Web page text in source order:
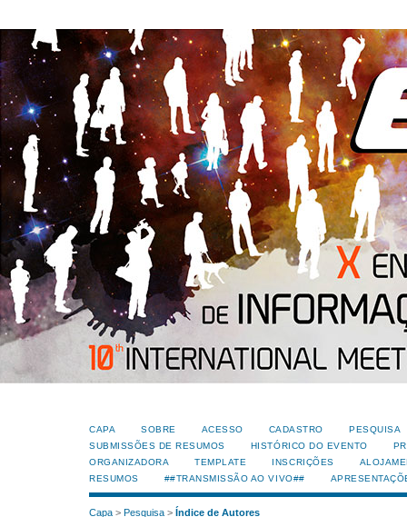
CAPA SOBRE ACESSO CADASTRO
PESQUISA
SUBMISSÕES DE RESUMOS
HISTÓRICO DO EVENTO
ORGANIZADORA
TEMPLATE INSCRIÇÕES
RESUMOS
##TRANSMISSÃO AO VIVO##
Capa > Pesquisa > Índice de Autores